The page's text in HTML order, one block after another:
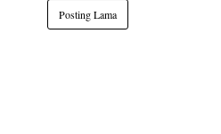
Posting Lama